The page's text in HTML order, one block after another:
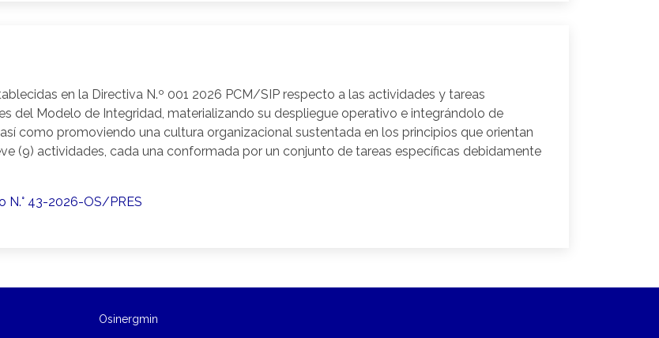
en la Directiva N.º 001 2026 PCM/SIP respecto a las actividades y tareas
del Modelo de Integridad, materializando su despliegue operativo e integrándolo de
como promoviendo una cultura organizacional sustentada en los principios que orientan
(9) actividades, cada una conformada por un conjunto de tareas específicas debidamente
N.° 43-2026-OS/PRES
Osinergmin